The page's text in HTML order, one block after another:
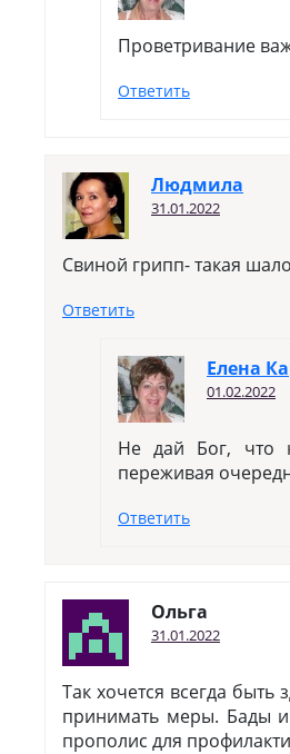
Проветривание
Ответить
Людмила
31.01.2022
Свиной грипп- такая
Ответить
Елена
01.02.2022
Не дай Бог, что
переживая
Ответить
Ольга
31.01.2022
Так хочется всегда
принимать меры. Бады
прополис для